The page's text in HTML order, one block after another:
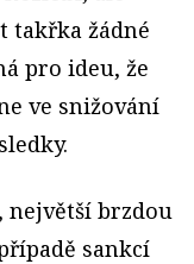
takřka žádné
pro ideu, že
ve snižování
největší brzdou
sankcí